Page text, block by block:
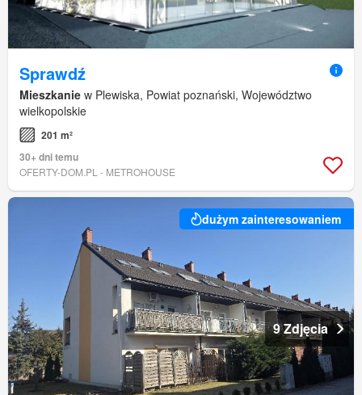
Sprawdź
Mieszkanie w Plewiska, Powiat poznański, Województwo
wielkopolskie
201 m²
30+ dni temu
OFERTY-DOM.PL - METROHOUSE
dużym zainteresowaniem
9 Zdjęcia